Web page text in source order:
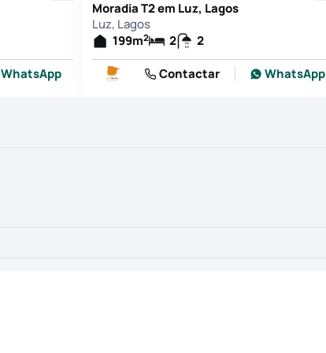
WhatsApp
Moradia T2 em Luz, Lagos
Luz, Lagos
199m2 2
2
Contactar
WhatsApp